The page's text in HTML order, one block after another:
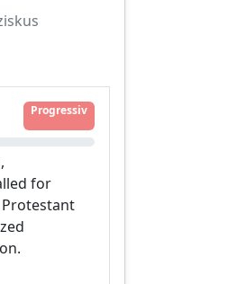
Progressiv
for